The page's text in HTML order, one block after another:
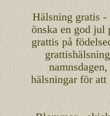
Hälsning gratis
önska en god jul
grattis på
namnsdagen,
hälsningar för